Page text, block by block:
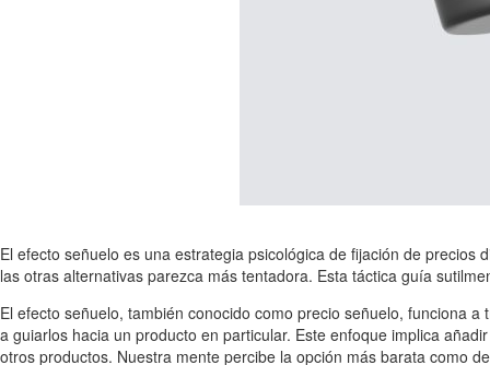
El efecto señuelo es una estrategia psicológica de fijación de
las otras alternativas parezca más tentadora. Esta táctica guía
El efecto señuelo, también conocido como precio señuelo, funciona
a guiarlos hacia un producto en particular. Este enfoque implica
otros productos. Nuestra mente percibe la opción más barata como